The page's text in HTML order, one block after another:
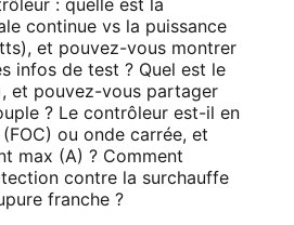
continue vs la puissance
et pouvez-vous montrer
infos de test ? Quel est le
et pouvez-vous partager
? Le contrôleur est-il en
ou onde carrée, et
max (A) ? Comment
contre la surchauffe
franche ?